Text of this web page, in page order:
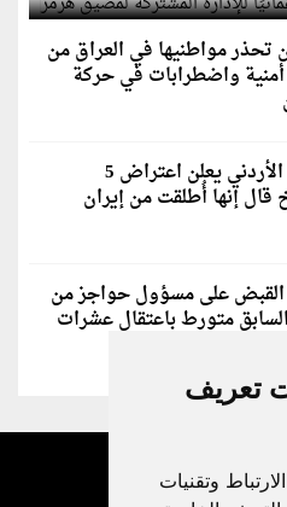
تعريف
وتقنيات
تحذر مواطنيها في العراق من
واضطرابات في حركة
الجيش الأردني يعلن اعتراض 5
إنها أُطلقت من إيران
على مسؤول حواجز من
متورط باعتقال عشرات